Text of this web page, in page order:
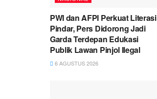
PWI dan AFPI Perkuat Literasi
Pindar, Pers Didorong Jadi
Garda Terdepan Edukasi
Publik Lawan Pinjol Ilegal
6 AGUSTUS 2026